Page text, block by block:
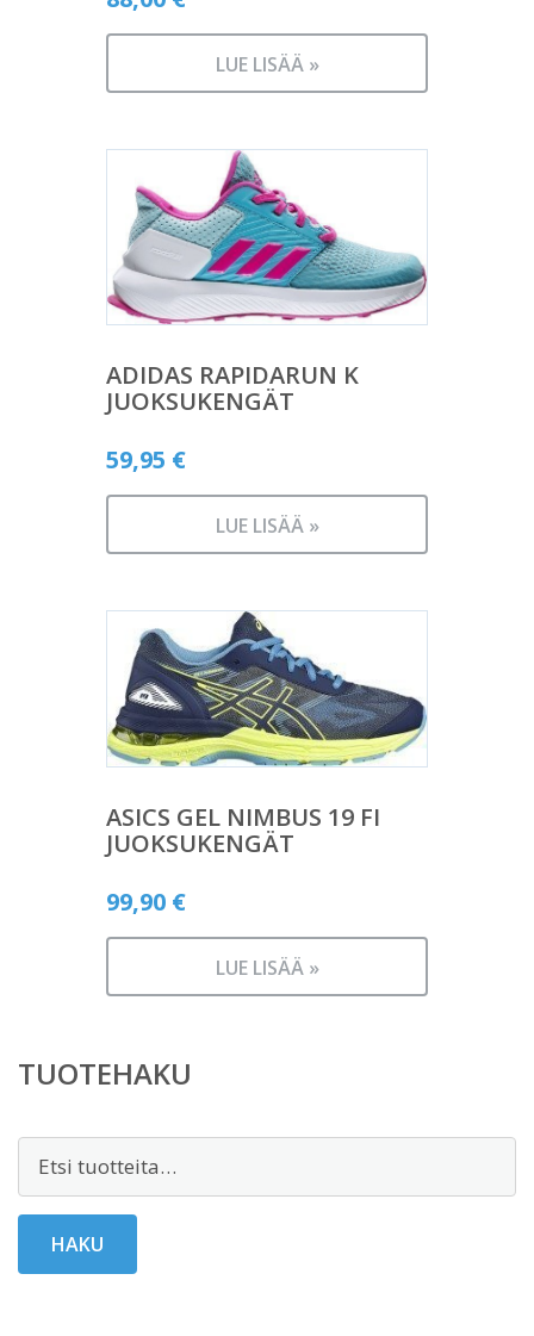
LUE LISÄÄ »
ADIDAS RAPIDARUN K
JUOKSUKENGÄT
59,95 €
LUE LISÄÄ »
ASICS GEL NIMBUS 19 FI
JUOKSUKENGÄT
99,90 €
LUE LISÄÄ »
TUOTEHAKU
Etsi:
HAKU